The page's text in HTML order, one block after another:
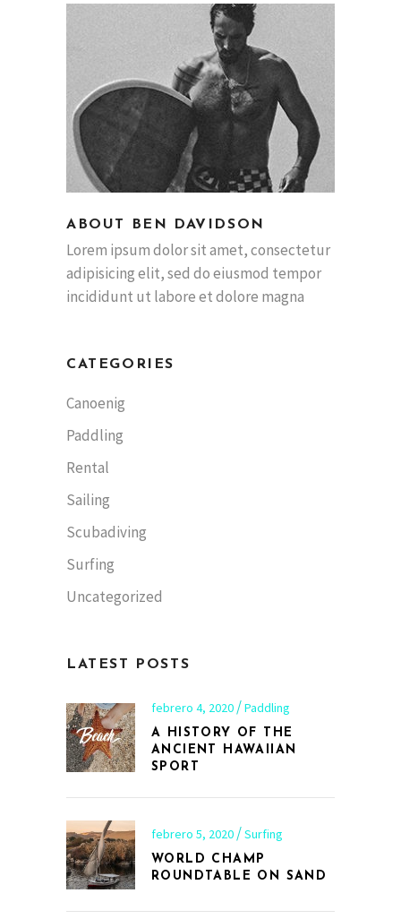
ABOUT BEN DAVIDSON
Lorem ipsum dolor sit amet, consectetur
adipisicing elit, sed do eiusmod tempor
incididunt ut labore et dolore magna
CATEGORIES
Canoenig
Paddling
Rental
Sailing
Scubadiving
Surfing
Uncategorized
LATEST POSTS
febrero 4, 2020 Paddling
A HISTORY OF THE
ANCIENT HAWAIIAN
SPORT
febrero 5, 2020 Surfing
WORLD CHAMP
ROUNDTABLE ON SAND